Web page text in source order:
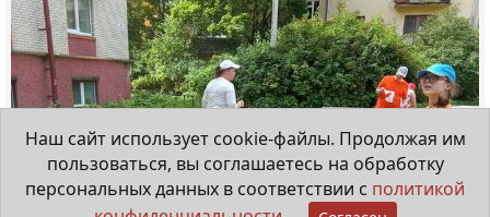
Наш сайт использует cookie-файлы. Продолжая им
пользоваться, вы соглашаетесь на обработку
персональных данных в соответствии с политикой